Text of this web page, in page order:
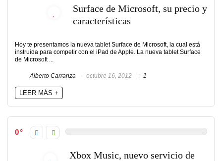
Surface de Microsoft, su precio y
características
Hoy te presentamos la nueva tablet Surface de Microsoft, la cual está
instruida para competir con el iPad de Apple. La nueva tablet Surface
de Microsoft ...
Alberto Carranza octubre 16, 2012 1
LEER MÁS +
0
Xbox Music, nuevo servicio de